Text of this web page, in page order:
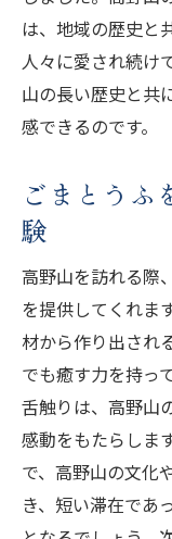
は、地域の歴史と
人々に愛され続け
山の長い歴史と共
感できるのです。
ごまとうふ
験
高野山を訪れる際
を提供してくれま
材から作り出され
でも癒す力を持っ
舌触りは、高野山
感動をもたらしま
で、高野山の文化
き、短い滞在であ